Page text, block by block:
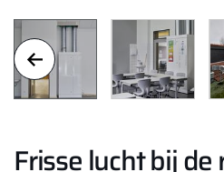
Frisse lucht bij